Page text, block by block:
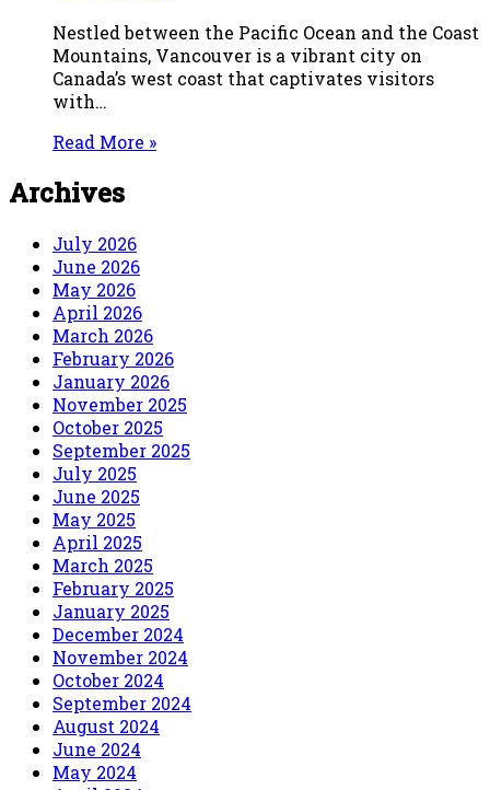
Nestled between the Pacific Ocean and the Coast
Mountains, Vancouver is a vibrant city on
Canada’s west coast that captivates visitors
with…
Read More »
Archives
July 2026
June 2026
May 2026
April 2026
March 2026
February 2026
January 2026
November 2025
October 2025
September 2025
July 2025
June 2025
May 2025
April 2025
March 2025
February 2025
January 2025
December 2024
November 2024
October 2024
September 2024
August 2024
June 2024
May 2024